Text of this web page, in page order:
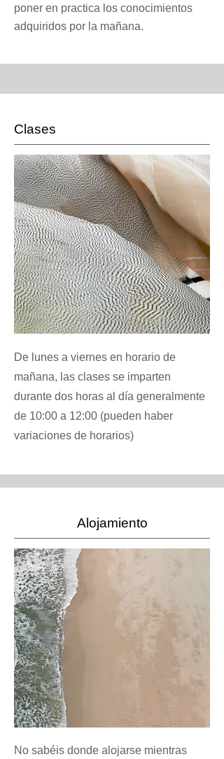
poner en practica los conocimientos
adquiridos por la mañana.
Clases
De lunes a viernes en horario de
mañana, las clases se imparten
durante dos horas al día generalmente
de 10:00 a 12:00 (pueden haber
variaciones de horarios)
Alojamiento
No sabéis donde alojarse mientras